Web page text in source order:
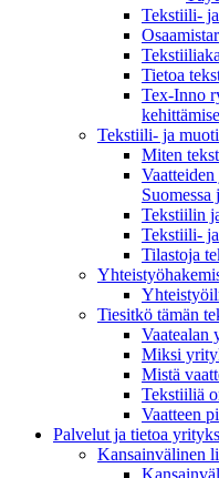
Tekstiili-
Tietoa
Tex-Inno
Tekstiili- ja
Miten
Suomessa
Tekstiilin
Tekstiili-
Tilastoja
Tiesitkö tämän
Vaatealan
Miksi
Mistä
Tekstiiliä
Vaatteen
Palvelut ja tietoa
Kansainvälinen